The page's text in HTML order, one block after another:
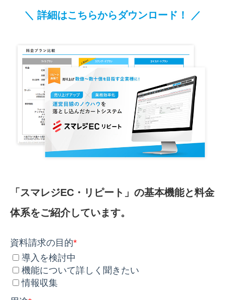
＼ 詳細はこちらからダウンロード！ ／
「スマレジEC・リピート」の基本機能と料金
体系をご紹介しています。